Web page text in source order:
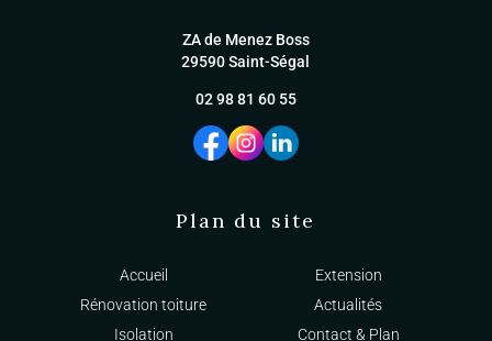
ZA de Menez Boss
29590 Saint-Ségal
02 98 81 60 55
Plan du site
Accueil
Rénovation toiture
Isolation
Extension
Actualités
Contact & Plan